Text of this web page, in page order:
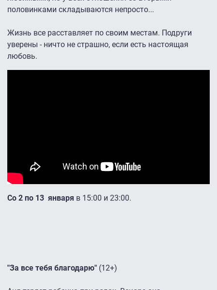
половинками складываются непросто...
Жизнь все расставляет по своим местам. Подруги
уверены - ничто не страшно, если есть настоящая
любовь.
Со 2 по 13 января в 15:00 и 23:00.
"За все тебя благодарю" (12+)